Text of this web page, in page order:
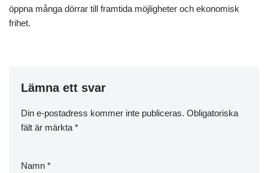
öppna många dörrar till framtida möjligheter och ekonomisk
frihet.
Lämna ett svar
Din e-postadress kommer inte publiceras. Obligatoriska
fält är märkta *
Namn *